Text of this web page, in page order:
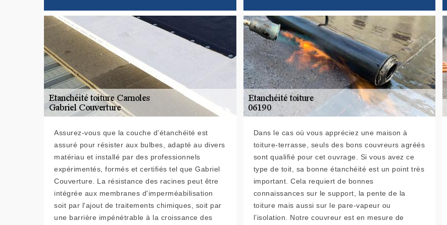
Assurez-vous que la couche d’étanchéité est
assuré pour résister aux bulbes, adapté au divers
matériau et installé par des professionnels
expérimentés, formés et certifiés tel que Gabriel
Couverture. La résistance des racines peut être
intégrée aux membranes d'imperméabilisation
soit par l'ajout de traitements chimiques, soit par
une barrière impénétrable à la croissance des
Dans le cas où vous appréciez une maison à
toiture-terrasse, seuls des bons couvreurs agréés
sont qualifié pour cet ouvrage. Si vous avez ce
type de toit, sa bonne étanchéité est un point très
important. Cela requiert de bonnes
connaissances sur le support, la pente de la
toiture mais aussi sur le pare-vapeur ou
l’isolation. Notre couvreur est en mesure de